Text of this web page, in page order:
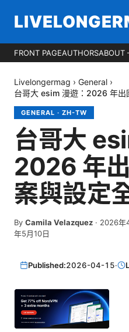
FRONT PAGEAUTHORSABOUT
Livelongermag › General ›
台哥大 esim 漫遊：2026 年出
GENERAL · ZH-TW
台哥大
2026 年
案與設定
By Camila Velazquez · 2026年
年5月10日
Published:2026-04-15·